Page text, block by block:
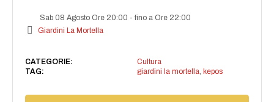
Sab 08 Agosto Ore 20:00 -fino a Ore 22:00
Giardini La Mortella
CATEGORIE:
Cultura
TAG:
giardini la mortella kepos